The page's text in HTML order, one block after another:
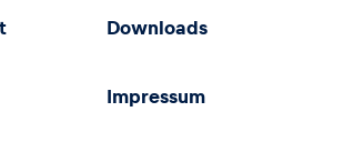
Downloads
Impressum